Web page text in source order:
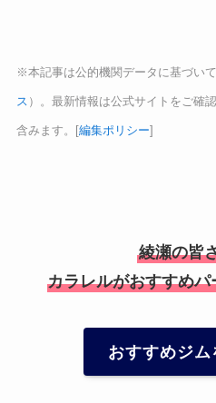
※本記事は公的機関データに基づい
ス ）。最新情報は公式サイトをご確
含みます。[編集ポリシー]
綾瀬の皆
カラレルがおすすめ
おすすめジム